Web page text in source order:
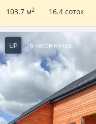
103.7 м2 16.4 соток
UP 16 часов назад